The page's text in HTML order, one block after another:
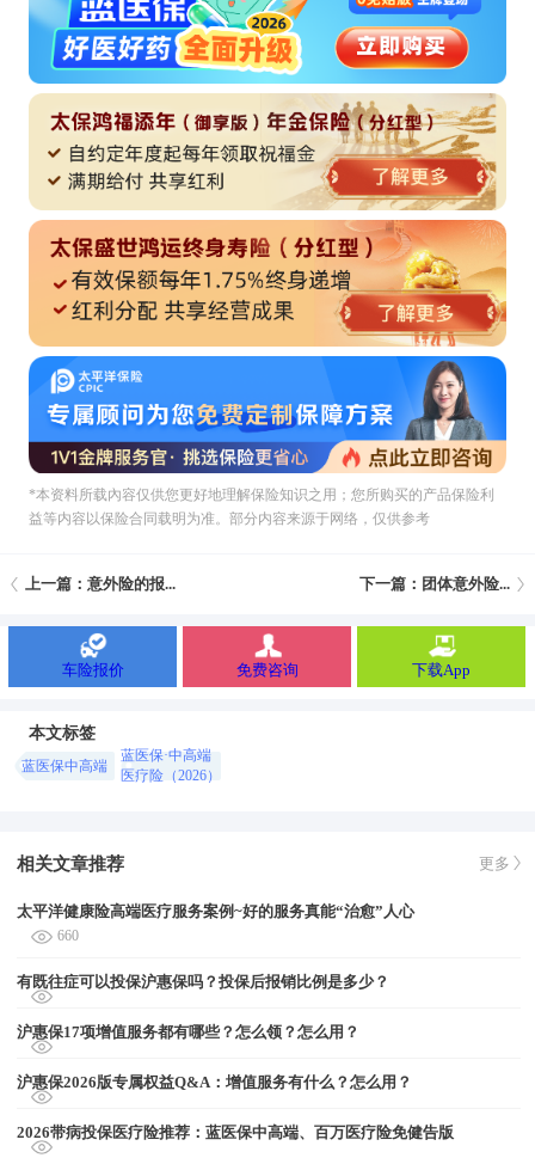
*本资料所载內容仅供您更好地理解保险知识之用；您所购买的产品保险利
益等内容以保险合同载明为准。部分内容来源于网络，仅供参考
上一篇：意外险的报... 下一篇：团体意外险...
车险报价 免费咨询 下载App
本文标签
蓝医保中高端
蓝医保·中高端
医疗险（2026）
相关文章推荐 更多
太平洋健康险高端医疗服务案例~好的服务真能“治愈”人心
660
有既往症可以投保沪惠保吗？投保后报销比例是多少？
沪惠保17项增值服务都有哪些？怎么领？怎么用？
沪惠保2026版专属权益Q&A：增值服务有什么？怎么用？
2026带病投保医疗险推荐：蓝医保中高端、百万医疗险免健告版